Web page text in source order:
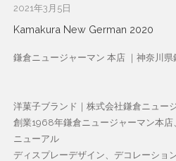
2021年3月5日
Kamakura New German 2020
鎌倉ニュージャーマン 本店 ｜神奈川県
洋菓子ブランド｜株式会社鎌倉ニュー
創業1968年鎌倉ニュージャーマン本店
ニューアル
ディスプレーデザイン、デコレーショ